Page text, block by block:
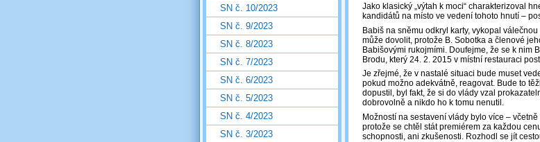
Jako klasický „výtah k moci“ charakterizoval
kandidátů na místo ve vedení tohoto hnutí –
Babiš na sněmu odkryl karty, vykopal
může dovolit, protože B. Sobotka a členové
Babišovými rukojmími. Doufejme, že se k nim
Brodu, který 24. 2. 2015 v místní restauraci
Je zřejmé, že v nastalé situaci bude muset
pokud možno adekvátně, reagovat. Bude to
dopustil, byl fakt, že si do vlády vzal
dobrovolně a nikdo ho k tomu nenutil.
Možností na sestavení vlády bylo více –
protože se chtěl stát premiérem za každou
schopnosti, ani zkušenosti. Rozhodl se jít
SN č. 10/2023
SN č. 9/2023
SN č. 8/2023
SN č. 7/2023
SN č. 6/2023
SN č. 5/2023
SN č. 4/2023
SN č. 3/2023